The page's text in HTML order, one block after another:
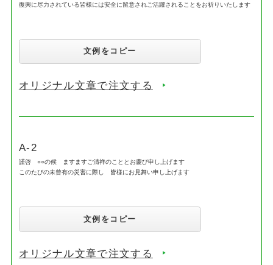
復興に尽力されている皆様には安全に留意されご活躍されることをお祈りいたします
文例をコピー
オリジナル文章で注文する
A-2
謹啓 ○○の候 ますますご清祥のこととお慶び申し上げます
このたびの未曾有の災害に際し 皆様にお見舞い申し上げます
文例をコピー
オリジナル文章で注文する